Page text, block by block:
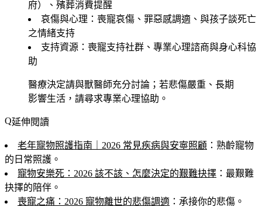
府）、殯葬消費提醒
哀傷與心理 ：喪寵哀傷、罪惡感調適、與孩子談死亡
之情緒支持
支持資源 ：喪寵支持社群、專業心理諮商與身心科協
助
醫療決定請與獸醫師充分討論；若悲傷嚴重、長期
影響生活，請尋求專業心理協助。
延伸閱讀
老年寵物照護指南｜2026 常見疾病與安寧照顧 ：熟齡寵物
的日常照護。
寵物安樂死：2026 該不該、怎麼決定的艱難抉擇 ：最艱難
抉擇的陪伴。
喪寵之痛：2026 寵物離世的悲傷調適 ：承接你的悲傷。